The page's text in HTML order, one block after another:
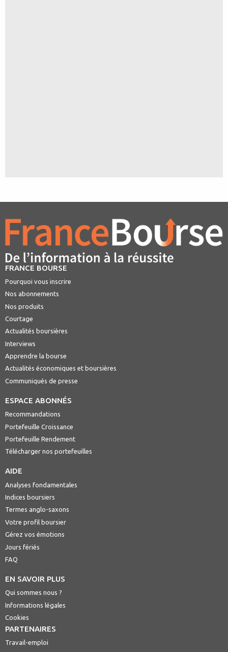
FRANCE BOURSE
Pourquoi vous inscrire
Nos abonnements
Nos produits
Courtage
Actualités boursières
Interviews
Apprendre la bourse
Actualités économiques et boursières
Communiqués de presse
ESPACE ABONNÉS
Recommandations
Portefeuille Croissance
Portefeuille Rendement
Télécharger nos portefeuilles
AIDE
Analyses fondamentales
Indices boursiers
Termes anglo-saxons
Votre profil boursier
Gérez vos émotions
Jours fériés
FAQ
EN SAVOIR PLUS
Qui sommes nous ?
Informations légales
Cookies
PARTENAIRES
Travail-emploi